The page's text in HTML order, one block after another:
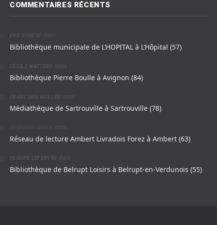
COMMENTAIRES RÉCENTS
EVA SCHERF dans
Bibliothèque municipale de L’HOPITAL à L’Hôpital (57)
CÉCILE NATTERO dans
Bibliothèque Pierre Boulle à Avignon (84)
FRANCOISE MULLER dans
Médiathèque de Sartrouville à Sartrouville (78)
dans
Réseau de lecture Ambert Livradois Forez à Ambert (63)
OLIVIER LEFEBVRE dans
Bibliothèque de Belrupt Loisirs à Belrupt-en-Verdunois (55)